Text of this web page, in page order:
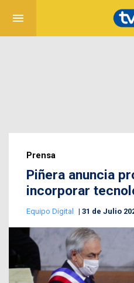
menu
Prensa
Piñera anuncia
incorporar
Equipo Digital 31 de Julio